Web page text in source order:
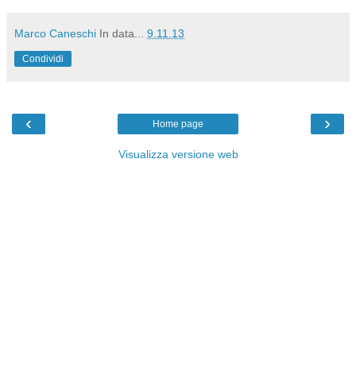
Marco Caneschi In data... 9.11.13
Condividi
‹ ›
Home page
Visualizza versione web